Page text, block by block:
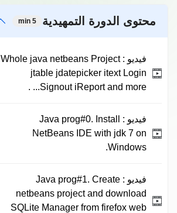
محتوى الدورة التمهيدية 5 min
فيديو : Whole java netbeans Project
jtable jdatepicker itext Login
Signout iReport and more... .
فيديو :
Java prog#0. Install
NetBeans IDE with jdk 7 on
Windows.
فيديو : Java prog#1. Create
netbeans project and download
SQLite Manager from firefox web